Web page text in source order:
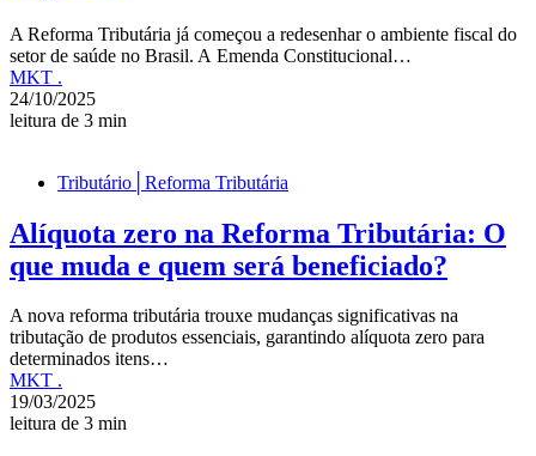
A Reforma Tributária já começou a redesenhar o ambiente fiscal do
setor de saúde no Brasil. A Emenda Constitucional…
MKT .
24/10/2025
leitura de 3 min
Tributário│Reforma Tributária
Alíquota zero na Reforma Tributária: O
que muda e quem será beneficiado?
A nova reforma tributária trouxe mudanças significativas na
tributação de produtos essenciais, garantindo alíquota zero para
determinados itens…
MKT .
19/03/2025
leitura de 3 min